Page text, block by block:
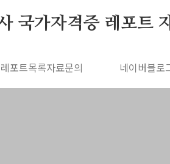
국가자격증 레포트
레포트목록자료문의 네이버블로